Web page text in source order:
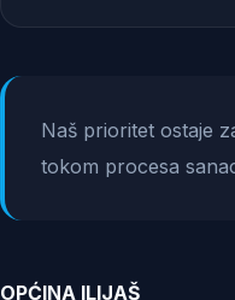
Naš prioritet ostaje
tokom procesa
OPĆINA ILIJAŠ